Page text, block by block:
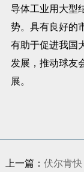
导体工业用大型
势。具有良好的
有助于促进我国
发展，推动球友
展。
上一篇： 伏尔肯快